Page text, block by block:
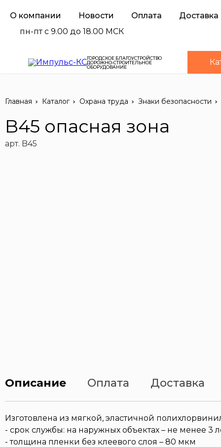
О компании Новости Оплата
Доставка
пн-пт с 9.00 до 18.00 МСК
ГОРОДСКОЕ БЛАГОУСТРОЙСТВО
ДОРОЖНО-СТРОИТЕЛЬНОЕ
ОБОРУДОВАНИЕ
Главная Каталог Охрана труда Знаки безопасности
B45 опасная зона
арт. B45
Описание Оплата Доставка
Изготовлена из мягкой, эластичной
- срок службы: на наружных объектах – не менее 3
- толщина пленки без клеевого слоя – 80 мкм